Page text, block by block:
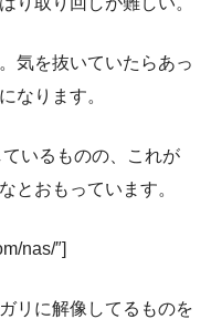
。気を抜いていたらあっ
なります。
いるものの、これが
とおもっています。
nas/″]
リに解像してるものを